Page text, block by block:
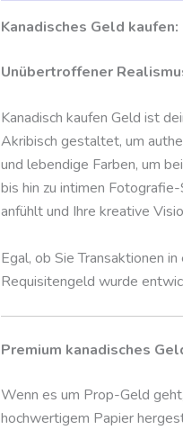
Kanadisches Geld
Unübertroffener
Kanadisch kaufen Geld ist
Akribisch gestaltet, um
und lebendige Farben, um
bis hin zu intimen
anfühlt und Ihre kreative
Egal, ob Sie Transaktionen
Requisitengeld wurde
Premium kanadisches
Wenn es um Prop-Geld
hochwertigem Papier